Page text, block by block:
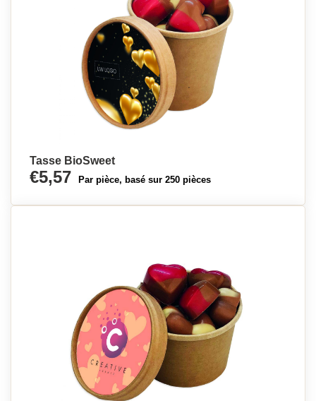
Tasse BioSweet
€5,57 Par pièce, basé sur 250 pièces